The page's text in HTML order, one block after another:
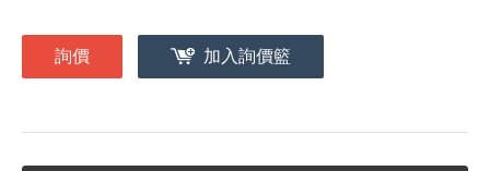
詢價 加入詢價籃